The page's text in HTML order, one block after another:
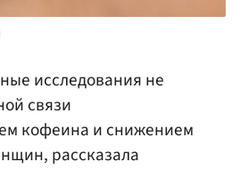
исследования не
связи
кофеина и снижением
рассказала